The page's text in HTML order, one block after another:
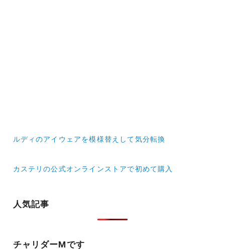
ナ
ゲ
シ
ルディのアイウェアを模様替えして気分転換
カステリの公式オンラインストアで初めて購入
人気記事
チャリダーMです